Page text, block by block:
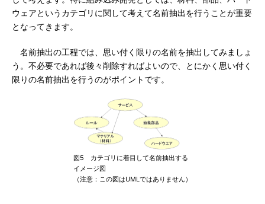
ウェアというカテゴリに関して考えて名前抽出を行うことが重要
となってきます。
名前抽出の工程では、思い付く限りの名前を抽出してみましょ
う。不必要であれば後々削除すればよいので、とにかく思い付く
限りの名前抽出を行うのがポイントです。
図5 カテゴリに着目して名前抽出する
イメージ図
（注意：この図はUMLではありません）